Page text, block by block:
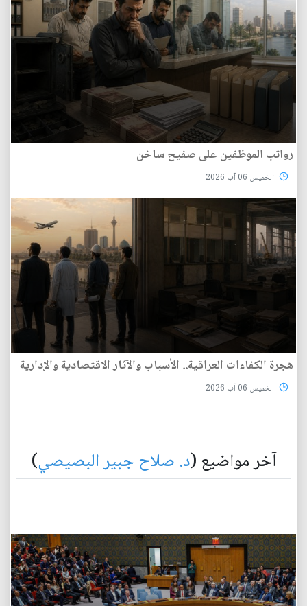
رواتب الموظفين على صفيح ساخن
الخميس 06 آب 2026
هجرة الكفاءات العراقية.. الأسباب والآثار الاقتصادية والإدارية
الخميس 06 آب 2026
آخر مواضيع (د. صلاح جبير البصيصي)